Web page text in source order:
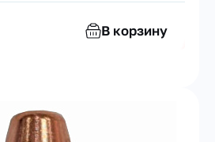
В корзину